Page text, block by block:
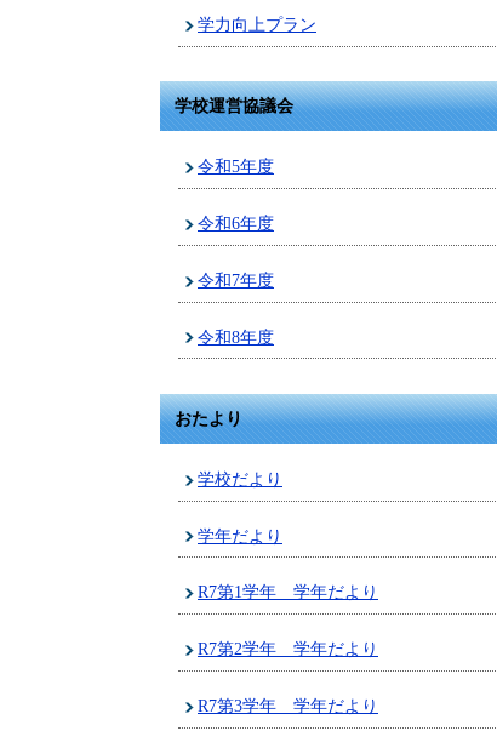
学力向上プラン
学校運営協議会
令和5年度
令和6年度
令和7年度
令和8年度
おたより
学校だより
学年だより
R7第1学年 学年だより
R7第2学年 学年だより
R7第3学年 学年だより